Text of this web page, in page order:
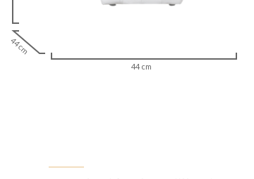
44 cm
44 cm